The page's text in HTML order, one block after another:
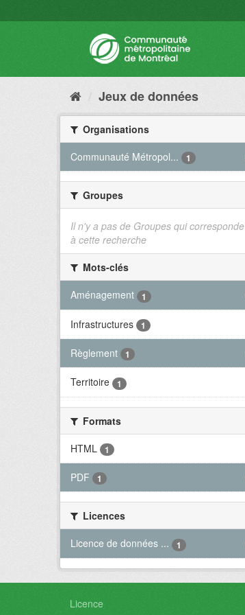
Jeux de données
Organisations
Communauté Métropol...
1
Groupes
Il n'y a pas de Groupes qui corresponde
à cette recherche
Mots-clés
Aménagement
1
Infrastructures 1
Règlement 1
Territoire 1
Formats
HTML
1
PDF 1
Licences
Licence de données ...
1
Licence